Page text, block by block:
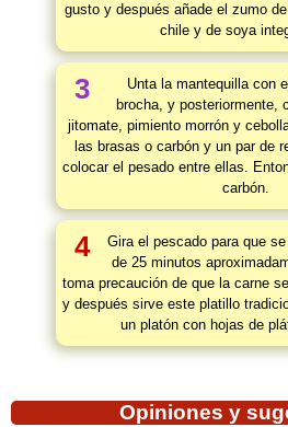
gusto y después añade el zumo
chile y de soya
3
Unta la mantequilla con
brocha, y posteriormente,
jitomate, pimiento morrón y
las brasas o carbón y un par de
colocar el pesado entre ellas.
carbón.
4
Gira el pescado para que
de 25 minutos
toma precaución de que la carne
y después sirve este platillo
un platón con hojas de
Opiniones y